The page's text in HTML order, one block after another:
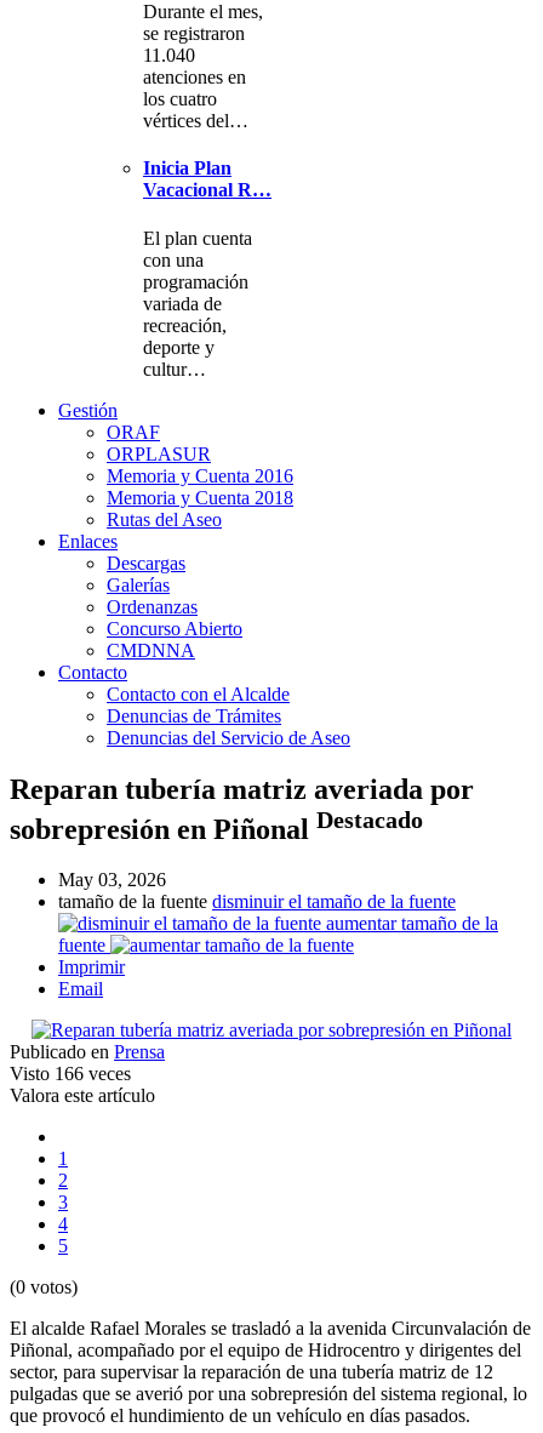
Durante el mes,
se registraron
11.040
atenciones en
los cuatro
vértices del…
Inicia Plan
Vacacional R…
El plan cuenta
con una
programación
variada de
recreación,
deporte y
cultur…
Gestión
ORAF
ORPLASUR
Memoria y Cuenta 2016
Memoria y Cuenta 2018
Rutas del Aseo
Enlaces
Descargas
Galerías
Ordenanzas
Concurso Abierto
CMDNNA
Contacto
Contacto con el Alcalde
Denuncias de Trámites
Denuncias del Servicio de Aseo
Reparan tubería matriz averiada por
sobrepresión en Piñonal Destacado
May 03, 2026
tamaño de la fuente disminuir el tamaño de la fuente
aumentar tamaño de la
fuente
Imprimir
Email
Publicado en Prensa
Visto 166 veces
Valora este artículo
1
2
3
4
5
(0 votos)
El alcalde Rafael Morales se trasladó a la avenida Circunvalación de
Piñonal, acompañado por el equipo de Hidrocentro y dirigentes del
sector, para supervisar la reparación de una tubería matriz de 12
pulgadas que se averió por una sobrepresión del sistema regional, lo
que provocó el hundimiento de un vehículo en días pasados.